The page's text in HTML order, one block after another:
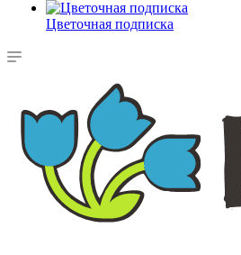
Цветочная подписка